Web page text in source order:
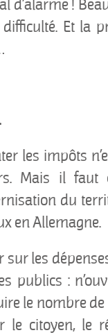
d’alarme !
Et la
les impôts
Mais il faut
du
en Allemagne.
sur les
publics :
le nombre
le citoyen, le